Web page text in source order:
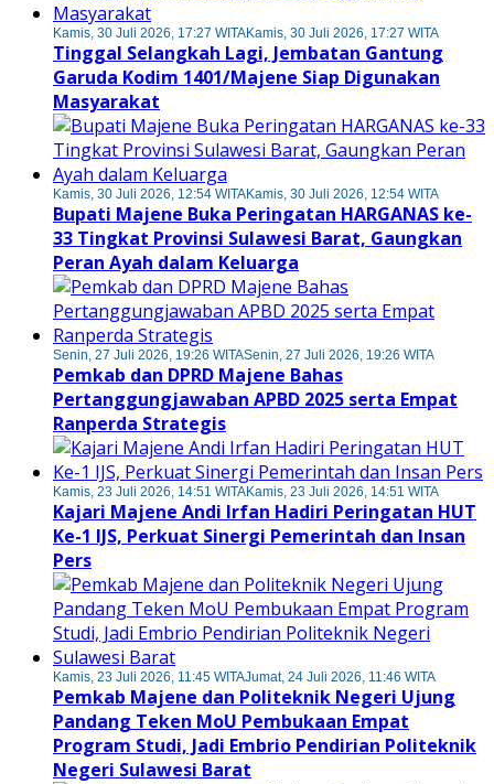
Kamis, 30 Juli 2026, 17:27 WITAKamis, 30 Juli 2026, 17:27 WITA
Tinggal Selangkah Lagi, Jembatan Gantung
Garuda Kodim 1401/Majene Siap Digunakan
Masyarakat
Kamis, 30 Juli 2026, 12:54 WITAKamis, 30 Juli 2026, 12:54 WITA
Bupati Majene Buka Peringatan HARGANAS ke-
33 Tingkat Provinsi Sulawesi Barat, Gaungkan
Peran Ayah dalam Keluarga
Senin, 27 Juli 2026, 19:26 WITASenin, 27 Juli 2026, 19:26 WITA
Pemkab dan DPRD Majene Bahas
Pertanggungjawaban APBD 2025 serta Empat
Ranperda Strategis
Kamis, 23 Juli 2026, 14:51 WITAKamis, 23 Juli 2026, 14:51 WITA
Kajari Majene Andi Irfan Hadiri Peringatan HUT
Ke-1 IJS, Perkuat Sinergi Pemerintah dan Insan
Pers
Kamis, 23 Juli 2026, 11:45 WITAJumat, 24 Juli 2026, 11:46 WITA
Pemkab Majene dan Politeknik Negeri Ujung
Pandang Teken MoU Pembukaan Empat
Program Studi, Jadi Embrio Pendirian Politeknik
Negeri Sulawesi Barat